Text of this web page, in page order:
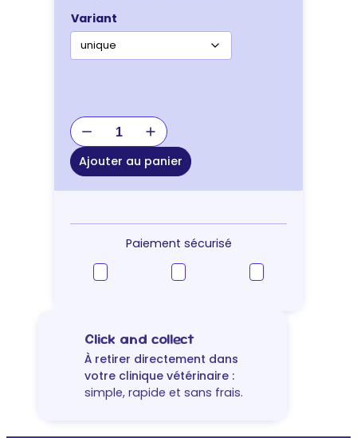
Variant
quantité
de
JOUET
PELUCHE
CORDE
Ajouter au panier
Paiement sécurisé
Click and collect
À retirer directement dans
votre clinique vétérinaire :
simple, rapide et sans frais.